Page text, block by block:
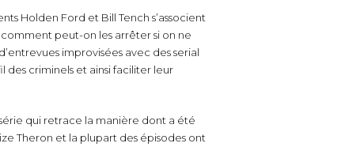
Holden Ford et Bill Tench s’associent
peut-on les arrêter si on ne
improvisées avec des serial
criminels et ainsi faciliter leur
qui retrace la manière dont a été
Theron et la plupart des épisodes ont